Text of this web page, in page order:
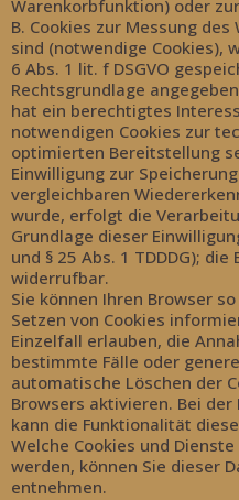
Warenkorbfunktion) oder
B. Cookies zur Messung
sind (notwendige Cookies),
6 Abs. 1 lit. f DSGVO
Rechtsgrundlage
hat ein berechtigtes
notwendigen Cookies zur
optimierten Bereitstellung
Einwilligung zur
vergleichbaren
wurde, erfolgt die
Grundlage dieser
und § 25 Abs. 1 TDDDG);
widerrufbar.
Sie können Ihren Browser
Setzen von Cookies
Einzelfall erlauben, die
bestimmte Fälle oder
automatische Löschen der
Browsers aktivieren. Bei
kann die Funktionalität
Welche Cookies und
werden, können Sie dieser
entnehmen.